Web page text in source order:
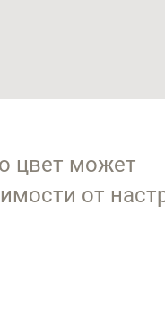
цвет может
от